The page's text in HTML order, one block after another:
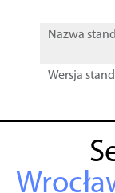
Nazwa
Wersja